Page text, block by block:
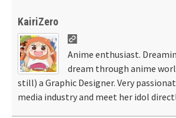
KairiZero
Anime enthusiast.
dream through anime
still) a Graphic Designer. Very
media industry and meet her idol